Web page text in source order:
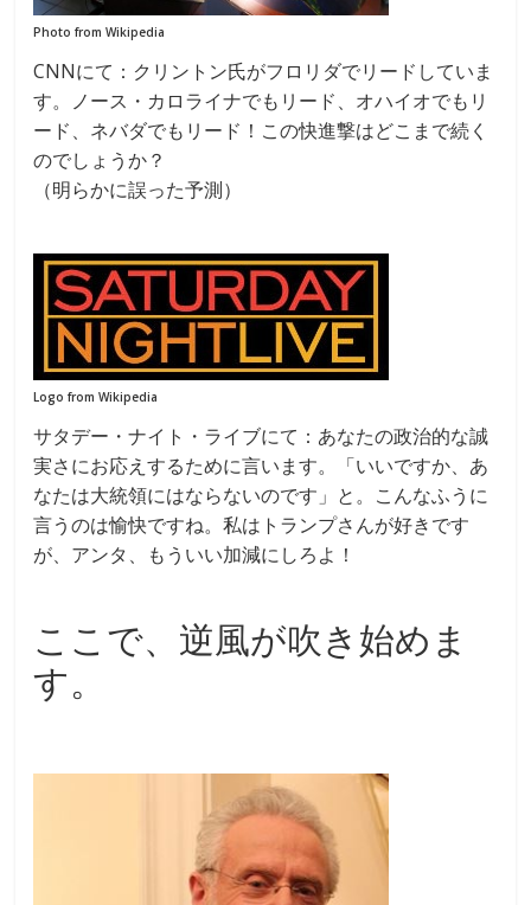
Photo from Wikipedia
CNNにて：クリントン氏がフロリダでリードしていま
す。ノース・カロライナでもリード、オハイオでもリ
ード、ネバダでもリード！この快進撃はどこまで続く
のでしょうか？
（明らかに誤った予測）
Logo from Wikipedia
サタデー・ナイト・ライブにて：あなたの政治的な誠
実さにお応えするために言います。「いいですか、あ
なたは大統領にはならないのです」と。こんなふうに
言うのは愉快ですね。私はトランプさんが好きです
が、アンタ、もういい加減にしろよ！
ここで、逆風が吹き始めま
す。